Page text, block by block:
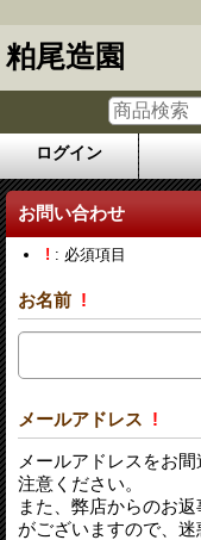
粕尾造園
ログイン
お問い合わせ
! : 必須項目
お名前 !
メールアドレス !
メールアドレスをお
注意ください。
また、弊店からのお
がございますので、迷